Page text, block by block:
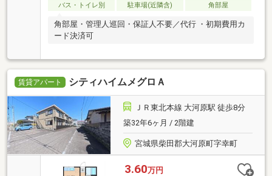
バス・トイレ別
駐車場(近隣含) 角部屋
角部屋・管理人巡回・保証人不要／代行 ・初期費用カ
ード決済可
賃貸アパート シティハイムメグロＡ
ＪＲ東北本線 大河原駅 徒歩8分
築32年6ヶ月 / 2階建
宮城県柴田郡大河原町字幸町
3.60万円